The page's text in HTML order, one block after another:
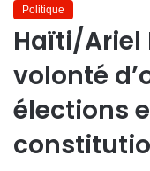
Politique
Haïti/Ariel
volonté
élections